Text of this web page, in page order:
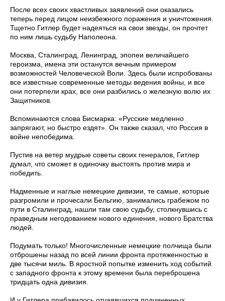
После всех своих хвастливых заявлений они оказались
теперь перед лицом неизбежного поражения и уничтожения.
Тщетно Гитлер будет надеяться на свои звезды, он прочтет
по ним лишь судьбу Наполеона.
Москва, Сталинград, Ленинград, эпопеи величайшего
героизма, имена эти останутся вечным примером
возможностей Человеческой Воли. Здесь были испробованы
все известные современные методы ведения войны, и все
они потерпели крах, все они разбились о железную волю их
Защитников.
Вспоминаются слова Бисмарка: «Русские медленно
запрягают, но быстро ездят». Он также сказал, что Россия в
войне непобедима.
Пустив на ветер мудрые советы своих генералов, Гитлер
думал, что сможет в одиночку выстоять против мира и
победить.
Надменные и наглые немецкие дивизии, те самые, которые
разгромили и прочесали Бельгию, занимались грабежом по
пути в Сталинград, нашли там свою судьбу, столкнувшись с
праведным негодованием нового единения, нового Братства
людей.
Подумать только! Многочисленные немецкие полчища были
отброшены назад по всей линии фронта протяженностью в
две тысячи миль. В яростной попытке изменить ход событий
с западного фронта к этому времени была переброшена
тридцать одна дивизия.